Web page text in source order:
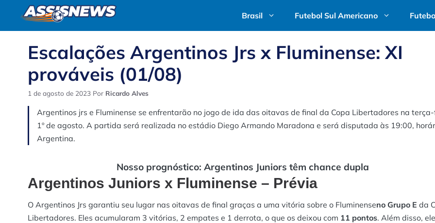
o
conteúdo
Brasil Futebol Sul Americano
Escalações Argentinos Jrs x Fluminense: XI
prováveis (01/08)
1 de agosto de 2023 Por Ricardo Alves
Argentinos jrs e Fluminense se enfrentarão no jogo de ida das oitavas de final da Copa Libertadores na
1º de agosto. A partida será realizada no estádio Diego Armando Maradona e será disputada às 19:00,
Argentina.
Nosso prognóstico: Argentinos Juniors têm chance dupla
Argentinos Juniors x Fluminense – Prévia
O Argentinos Jrs garantiu seu lugar nas oitavas de final graças a uma vitória sobre o Fluminenseno Grupo E da
Libertadores. Eles acumularam 3 vitórias, 2 empates e 1 derrota, o que os deixou com 11 pontos. Além disso,